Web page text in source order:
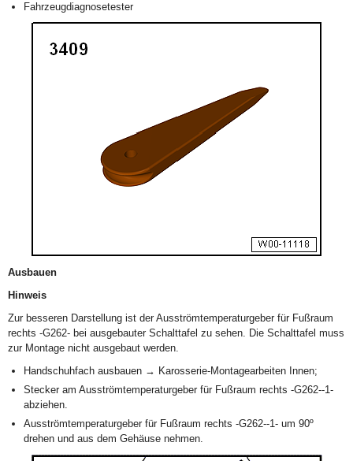
Fahrzeugdiagnosetester
Ausbauen
Hinweis
Zur besseren Darstellung ist der Ausströmtemperaturgeber für Fußraum
rechts -G262- bei ausgebauter Schalttafel zu sehen. Die Schalttafel muss
zur Montage nicht ausgebaut werden.
Handschuhfach ausbauen → Karosserie-Montagearbeiten Innen;
Stecker am Ausströmtemperaturgeber für Fußraum rechts -G262--1-
abziehen.
Ausströmtemperaturgeber für Fußraum rechts -G262--1- um 90º
drehen und aus dem Gehäuse nehmen.